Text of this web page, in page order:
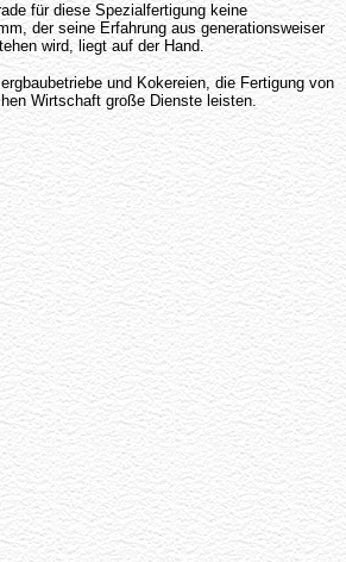
für diese Spezialfertigung keine
der seine Erfahrung aus generationsweiser
wird, liegt auf der Hand.
und Kokereien, die Fertigung von
Wirtschaft große Dienste leisten.